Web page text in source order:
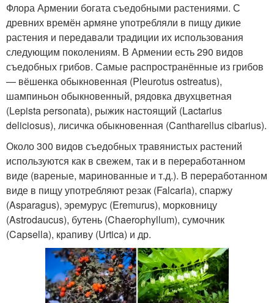
Флора Армении богата съедобными растениями. С
древних времён армяне употребляли в пищу дикие
растения и передавали традиции их использования
следующим поколениям. В Армении есть 290 видов
съедобных грибов. Самые распространённые из грибов
— вёшенка обыкновенная (Pleurotus ostreatus),
шампиньон обыкновенный, рядовка двухцветная
(Lepista personata), рыжик настоящий (Lactarius
deliciosus), лисичка обыкновенная (Cantharellus cibarius).
Около 300 видов съедобных травянистых растений
используются как в свежем, так и в переработанном
виде (вареные, маринованные и т.д.). В переработанном
виде в пищу употребляют резак (Falcaria), спаржу
(Asparagus), эремурус (Eremurus), морковницу
(Astrodaucus), бутень (Chaerophyllum), сумочник
(Capsella), крапиву (Urtica) и др.